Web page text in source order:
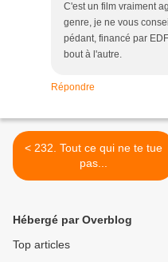
C'est un film vraiment
genre, je ne vous
pédant, financé par
bout à l'autre.
Répondre
< 232. Tout ce qui ne te tue
pas...
Hébergé par Overblog
Top articles